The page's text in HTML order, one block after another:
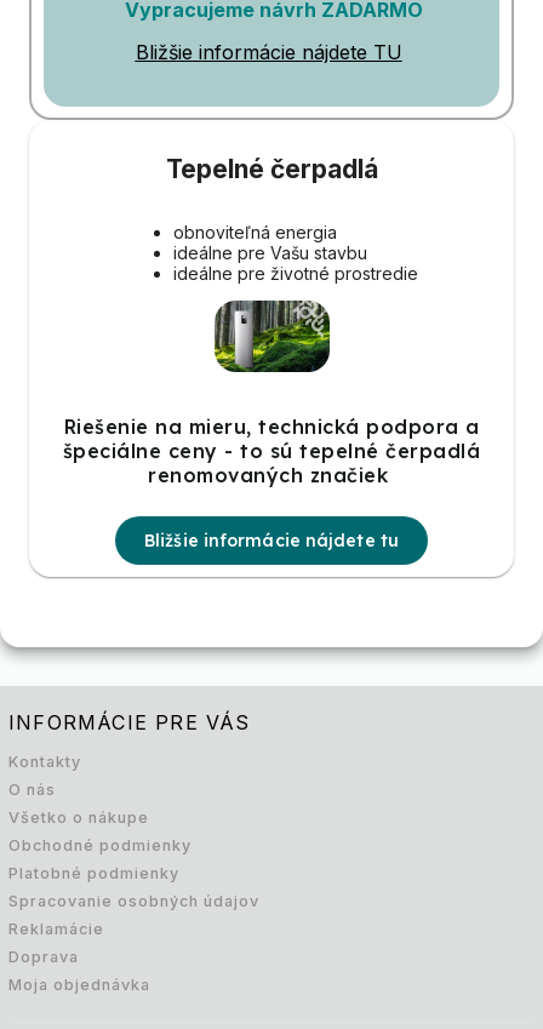
Vypracujeme návrh ZADARMO
Bližšie informácie nájdete TU
Tepelné čerpadlá
obnoviteľná energia
ideálne pre Vašu stavbu
ideálne pre životné prostredie
Riešenie na mieru, technická podpora a
špeciálne ceny - to sú tepelné čerpadlá
renomovaných značiek
Bližšie informácie nájdete tu
INFORMÁCIE PRE VÁS
Kontakty
O nás
Všetko o nákupe
Obchodné podmienky
Platobné podmienky
Spracovanie osobných údajov
Reklamácie
Doprava
Moja objednávka